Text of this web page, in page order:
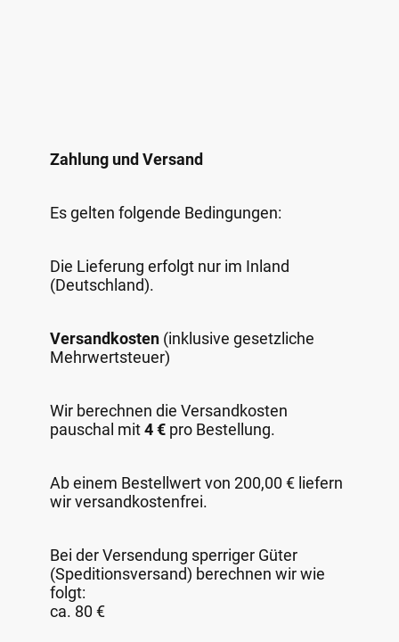
Zahlung und Versand
Es gelten folgende Bedingungen:
Die Lieferung erfolgt nur im Inland
(Deutschland).
Versandkosten (inklusive gesetzliche
Mehrwertsteuer)
Wir berechnen die Versandkosten
pauschal mit4 € pro Bestellung.
Ab einem Bestellwert von 200,00 € liefern
wir versandkostenfrei.
Bei der Versendung sperriger Güter
(Speditionsversand) berechnen wir wie
folgt:
ca. 80 €